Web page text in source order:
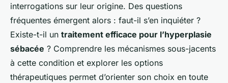
interrogations sur leur origine. Des questions
fréquentes émergent alors : faut-il s’en inquiéter ?
Existe-t-il un traitement efficace pour l’hyperplasie
sébacée ? Comprendre les mécanismes sous-jacents
à cette condition et explorer les options
thérapeutiques permet d’orienter son choix en toute